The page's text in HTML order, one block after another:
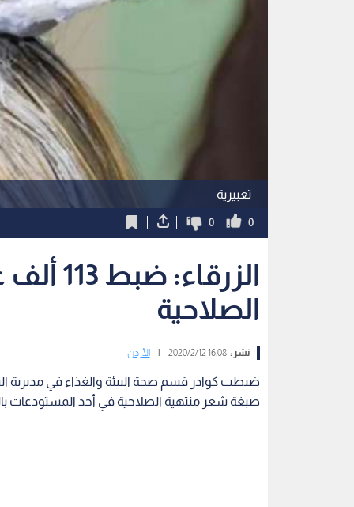
تعبيرية
0
0
الصلاحية
نشر :16:08 2020/2/12 الأردن
صبغة شعر منتهية الصلاحية في أحد المستودعات